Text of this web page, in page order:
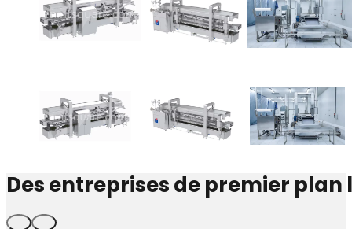
Des entreprises de premier